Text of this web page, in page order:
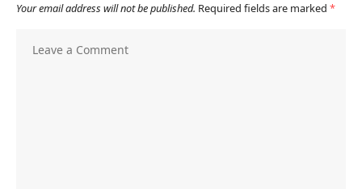
Your email address will not be published. Required fields are marked *